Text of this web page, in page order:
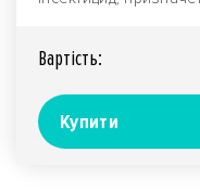
Вартiсть:
Купити